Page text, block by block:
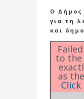
Ο Δήμος
για τη
και
to the
as